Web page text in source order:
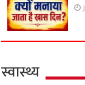
स्वास्थ्य